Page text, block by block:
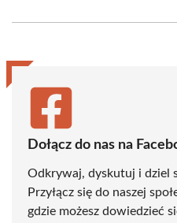
(Twitter)
Dołącz do nas na
Odkrywaj, dyskutuj i dziel
Przyłącz się do naszej
gdzie możesz dowiedzieć